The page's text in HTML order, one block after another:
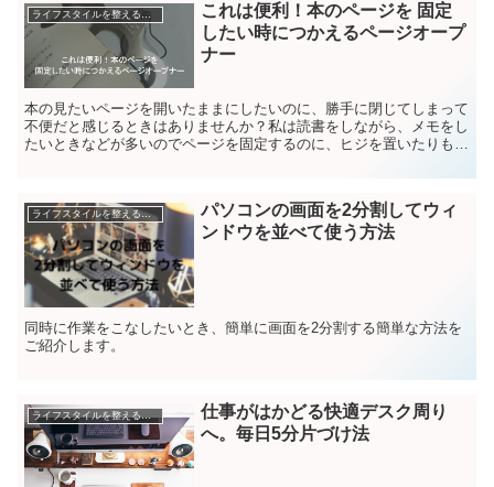
これは便利！本のページを 固定
したい時につかえるページオープ
ナー
本の見たいページを開いたままにしたいのに、勝手に閉じてしまって
不便だと感じるときはありませんか？私は読書をしながら、メモをし
たいときなどが多いのでページを固定するのに、ヒジを置いたりもの
ライフスタイルを整える方法
パソコンの画面を2分割してウィ
ンドウを並べて使う方法
同時に作業をこなしたいとき、簡単に画面を2分割する簡単な方法を
ご紹介します。
仕事がはかどる快適デスク周り
へ。毎日5分片づけ法